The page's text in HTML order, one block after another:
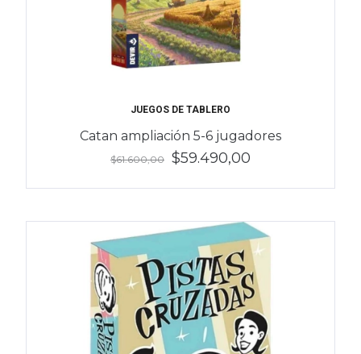
JUEGOS DE TABLERO
Catan ampliación 5-6 jugadores
$61.600,00 $59.490,00